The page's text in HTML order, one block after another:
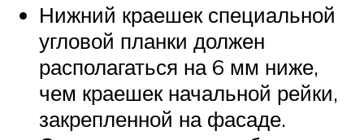
Нижний краешек специальной
угловой планки должен
располагаться на 6 мм ниже,
чем краешек начальной рейки,
закрепленной на фасаде.